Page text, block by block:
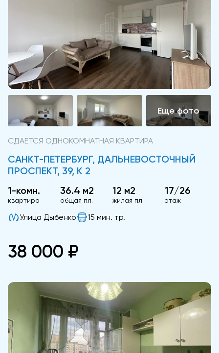
СДАЕТСЯ ОДНОКОМНАТНАЯ КВАРТИРА
САНКТ-ПЕТЕРБУРГ, ДАЛЬНЕВОСТОЧНЫЙ
ПРОСПЕКТ, 39, К 2
1-комн.
квартира
36.4 м2
общая пл.
12 м2
жилая пл.
17/26
этаж
Улица Дыбенко 15 мин. тр.
38 000 ₽